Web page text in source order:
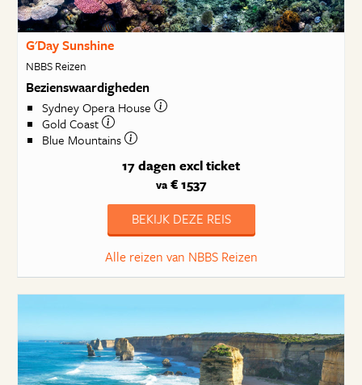
G'Day Sunshine
NBBS Reizen
Bezienswaardigheden
Sydney Opera House
Gold Coast
Blue Mountains
17 dagen excl ticket
va€ 1537
BEKIJK DEZE REIS
Alle reizen van NBBS Reizen